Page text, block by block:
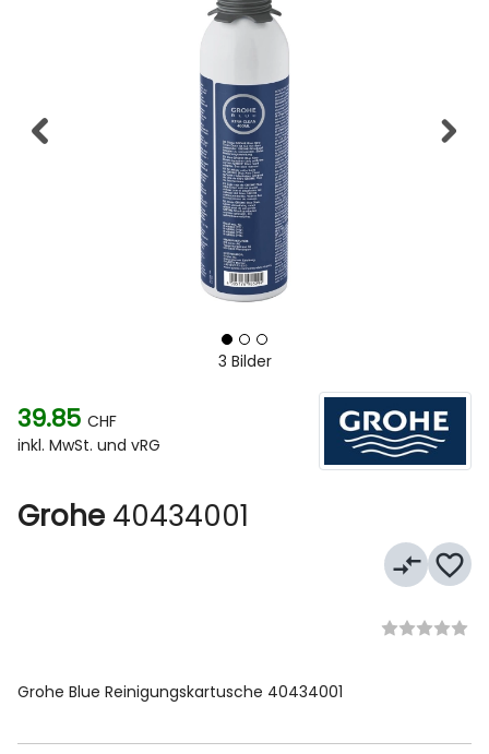
3 Bilder
39.85 CHF
inkl. MwSt. und vRG
Grohe 40434001
compare_arrows favorite_border
Grohe Blue Reinigungskartusche 40434001